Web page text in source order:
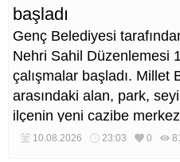
başladı
Genç Belediyesi
Nehri Sahil Düzenlemesi
çalışmalar başladı. Millet
arasındaki alan, park,
ilçenin yeni cazibe
getirilecek.
10.08.2026 23:03 0 81